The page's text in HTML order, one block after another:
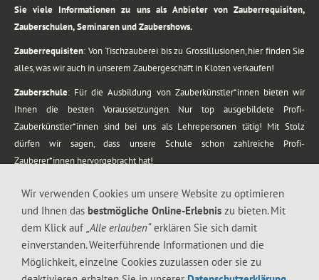
Sie viele Informationen zu uns als Anbieter von Zauberrequisiten,
Zauberschulen, Seminaren und Zaubershows.
Zauberrequisiten: Von Tischzauberei bis zu Grossillusionen, hier finden Sie
alles, was wir auch in unserem Zaubergeschäft in Kloten verkaufen!
Zauberschule: Für die Ausbildung von Zauberkünstler*innen bieten wir
Ihnen die besten Voraussetzungen. Nur top ausgebildete Profi-
Zauberkünstler*innen sind bei uns als Lehrepersonen tätig! Mit Stolz
dürfen wir sagen, dass unsere Schule schon zahlreiche Profi-
Zauberer*innen hervorgebracht hat!
vom Kinderprogramm bis zur Tischzauberei. Lassen Sie sich faszinieren von
meiner Zauber-Sprech-Show, angerührt mit sprachlichen Sequenzen,
gewürzt mit Gags und visuellen Illusionen wie Kaninchen, Vasen, Seilen,
Wir verwenden Cookies um unsere Website zu optimieren
und Ihnen das bestmögliche Online-Erlebnis zu bieten. Mit
dem Klick auf „Alle erlauben“erklären Sie sich damit
einverstanden. Weiterführende Informationen und die
Möglichkeit, einzelne Cookies zuzulassen oder sie zu